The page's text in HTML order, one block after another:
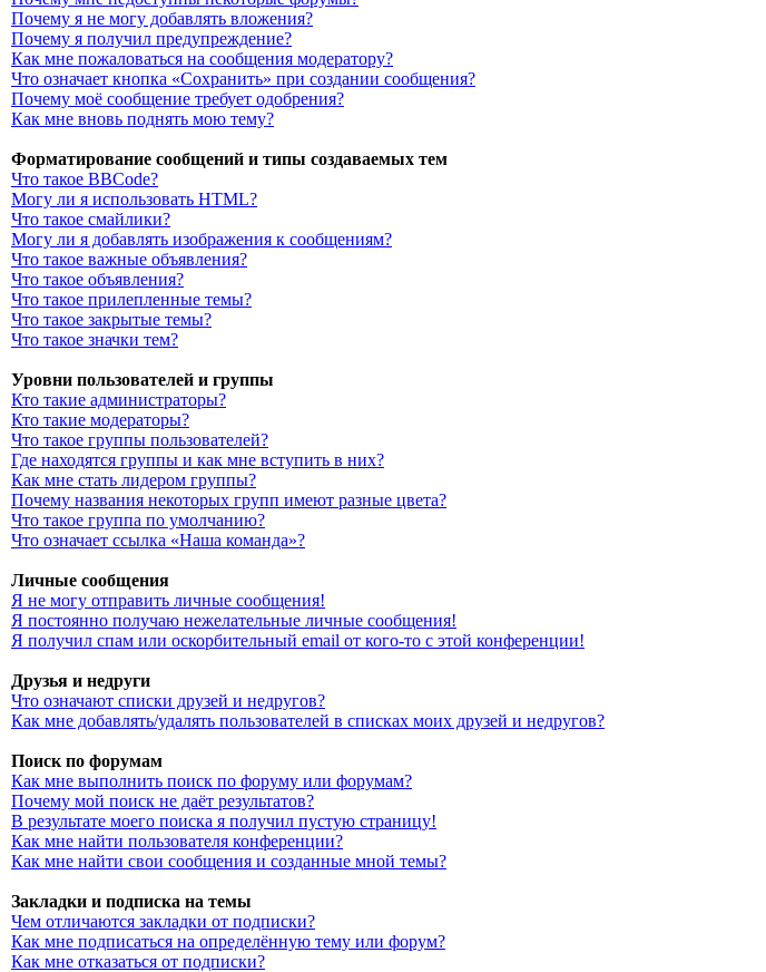
Почему я не могу добавлять вложения?
Почему я получил предупреждение?
Как мне пожаловаться на сообщения модератору?
Что означает кнопка «Сохранить» при создании сообщения?
Почему моё сообщение требует одобрения?
Как мне вновь поднять мою тему?
Форматирование сообщений и типы создаваемых тем
Что такое BBCode?
Могу ли я использовать HTML?
Что такое смайлики?
Могу ли я добавлять изображения к сообщениям?
Что такое важные объявления?
Что такое объявления?
Что такое прилепленные темы?
Что такое закрытые темы?
Что такое значки тем?
Уровни пользователей и группы
Кто такие администраторы?
Кто такие модераторы?
Что такое группы пользователей?
Где находятся группы и как мне вступить в них?
Как мне стать лидером группы?
Почему названия некоторых групп имеют разные цвета?
Что такое группа по умолчанию?
Что означает ссылка «Наша команда»?
Личные сообщения
Я не могу отправить личные сообщения!
Я постоянно получаю нежелательные личные сообщения!
Я получил спам или оскорбительный email от кого-то с этой конференции!
Друзья и недруги
Что означают списки друзей и недругов?
Как мне добавлять/удалять пользователей в списках моих друзей и недругов?
Поиск по форумам
Как мне выполнить поиск по форуму или форумам?
Почему мой поиск не даёт результатов?
В результате моего поиска я получил пустую страницу!
Как мне найти пользователя конференции?
Как мне найти свои сообщения и созданные мной темы?
Закладки и подписка на темы
Чем отличаются закладки от подписки?
Как мне подписаться на определённую тему или форум?
Как мне отказаться от подписки?